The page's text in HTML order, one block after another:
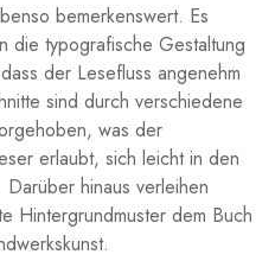
bemerkenswert. Es
die typografische Gestaltung
der Lesefluss angenehm
sind⁢ durch verschiedene
was der⁢
erlaubt, sich leicht ⁤in⁤ den
‌hinaus verleihen‌
Hintergrundmuster dem Buch